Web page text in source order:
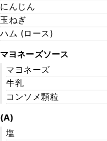
にんじん
玉ねぎ
ハム (ロース)
マヨネーズソース
マヨネーズ
牛乳
コンソメ顆粒
(A)
塩